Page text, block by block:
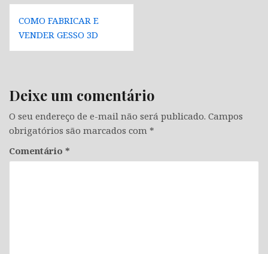
Navegação
de
Post
COMO FABRICAR E
VENDER GESSO 3D
Deixe um comentário
O seu endereço de e-mail não será publicado. Campos
obrigatórios são marcados com *
Comentário *